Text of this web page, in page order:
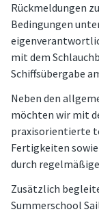
Rückmeldungen
Bedingungen
mit dem
Schiffsübergabe
Neben den
möchten wir mit
praxisorientierte
Fertigkeiten
durch
Zusätzlich
Summerschool